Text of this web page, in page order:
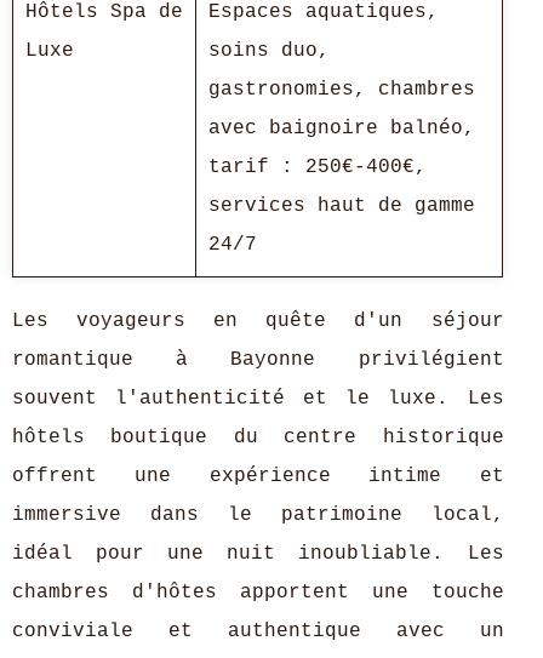
Hôtels Spa de
Luxe
Espaces aquatiques,
soins duo,
gastronomies, chambres
avec baignoire balnéo,
tarif : 250€-400€,
services haut de gamme
24/7
Les voyageurs en quête d'un séjour
romantique à Bayonne privilégient
souvent l'authenticité et le luxe. Les
hôtels boutique du centre historique
offrent une expérience intime et
immersive dans le patrimoine local,
idéal pour une nuit inoubliable. Les
chambres d'hôtes apportent une touche
conviviale et authentique avec un